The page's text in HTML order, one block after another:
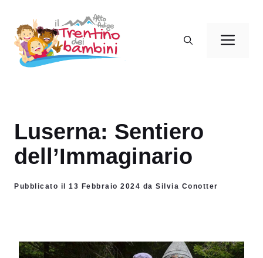
contenuto
Luserna: Sentiero
dell’Immaginario
Pubblicato il 13 Febbraio 2024 da Silvia Conotter